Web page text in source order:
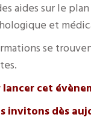
aides sur le plan
et
se
lancer cet
invitons dès